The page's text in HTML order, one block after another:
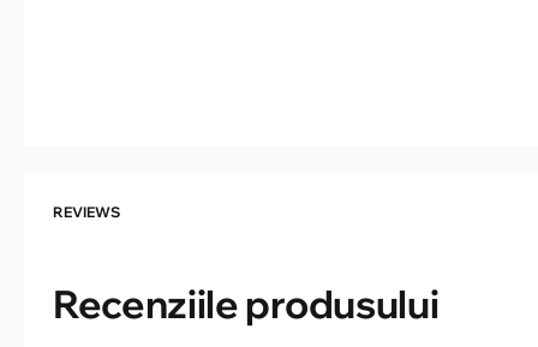
REVIEWS
Recenziile produsului